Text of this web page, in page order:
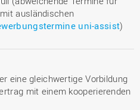
ausländischen
uni-assist)
eine gleichwertige Vorbildung
mit einem kooperierenden